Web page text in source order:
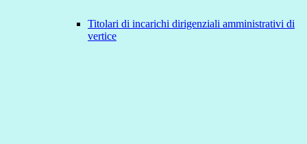
Titolari di incarichi dirigenziali amministrativi di
vertice